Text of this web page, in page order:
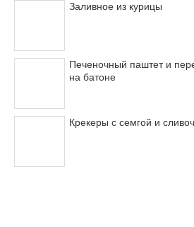
Заливное из курицы
Печеночный паштет и
на батоне
Крекеры с семгой и